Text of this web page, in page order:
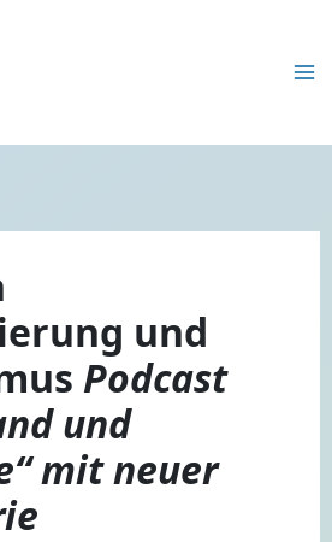
und
Podcast
und
mit neuer